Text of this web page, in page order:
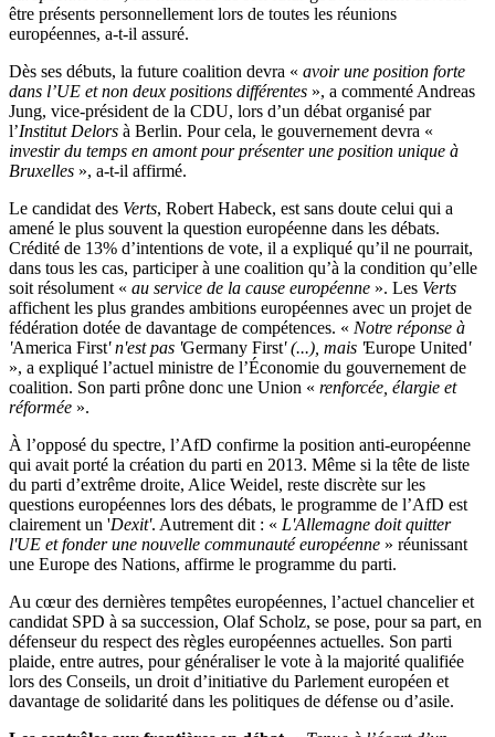
être présents personnellement lors de toutes les réunions
européennes, a-t-il assuré.
Dès ses débuts, la future coalition devra « avoir une position forte
dans l’UE et non deux positions différentes », a commenté Andreas
Jung, vice-président de la CDU, lors d’un débat organisé par
l’Institut Delors à Berlin. Pour cela, le gouvernement devra «
investir du temps en amont pour présenter une position unique à
Bruxelles », a-t-il affirmé.
Le candidat des Verts, Robert Habeck, est sans doute celui qui a
amené le plus souvent la question européenne dans les débats.
Crédité de 13% d’intentions de vote, il a expliqué qu’il ne pourrait,
dans tous les cas, participer à une coalition qu’à la condition qu’elle
soit résolument « au service de la cause européenne ». Les Verts
affichent les plus grandes ambitions européennes avec un projet de
fédération dotée de davantage de compétences. « Notre réponse à
'America First' n'est pas 'Germany First' (...), mais 'Europe United'
», a expliqué l’actuel ministre de l’Économie du gouvernement de
coalition. Son parti prône donc une Union « renforcée, élargie et
réformée ».
À l’opposé du spectre, l’AfD confirme la position anti-européenne
qui avait porté la création du parti en 2013. Même si la tête de liste
du parti d’extrême droite, Alice Weidel, reste discrète sur les
questions européennes lors des débats, le programme de l’AfD est
clairement un 'Dexit'. Autrement dit : « L'Allemagne doit quitter
l'UE et fonder une nouvelle communauté européenne » réunissant
une Europe des Nations, affirme le programme du parti.
Au cœur des dernières tempêtes européennes, l’actuel chancelier et
candidat SPD à sa succession, Olaf Scholz, se pose, pour sa part, en
défenseur du respect des règles européennes actuelles. Son parti
plaide, entre autres, pour généraliser le vote à la majorité qualifiée
lors des Conseils, un droit d’initiative du Parlement européen et
davantage de solidarité dans les politiques de défense ou d’asile.